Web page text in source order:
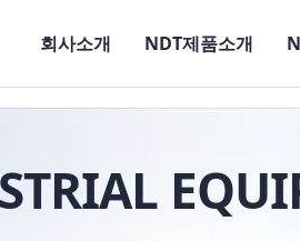
회사소개 NDT제품소개